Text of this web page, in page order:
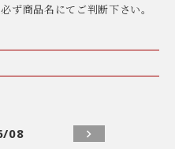
ず商品名にてご判断下さい。
08